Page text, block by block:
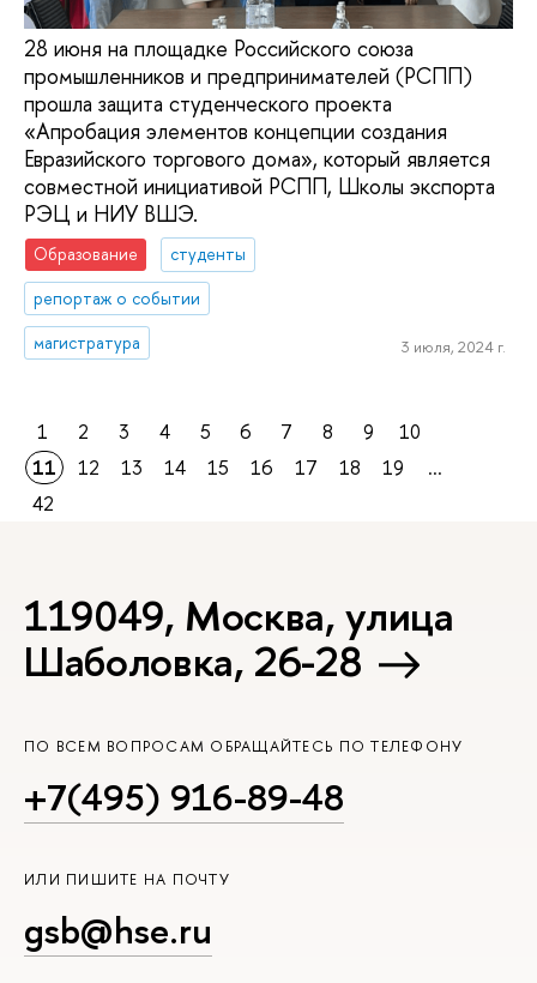
28 июня на площадке Российского союза
промышленников и предпринимателей (РСПП)
прошла защита студенческого проекта
«Апробация элементов концепции создания
Евразийского торгового дома», который является
совместной инициативой РСПП, Школы экспорта
РЭЦ и НИУ ВШЭ.
Образование
студенты
репортаж о событии
магистратура
3 июля, 2024 г.
1 2 3 4 5 6 7 8 9
10
11
12 13 14 15 16 17 18 19
...
42
119049, Москва, улица
Шаболовка, 26-28
ПО ВСЕМ ВОПРОСАМ ОБРАЩАЙТЕСЬ ПО ТЕЛЕФОНУ
+7(495) 916-89-48
ИЛИ ПИШИТЕ НА ПОЧТУ
gsb@hse.ru